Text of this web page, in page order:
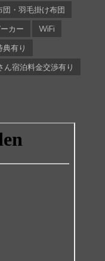
団・羽毛掛け布団
カー
WiFi
典有り
ん宿泊料金交渉有り